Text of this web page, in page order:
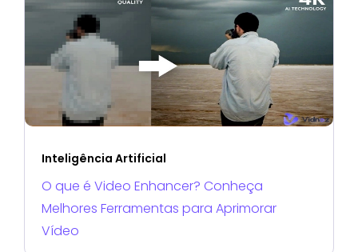
Inteligência Artificial
O que é Video Enhancer? Conheça
Melhores Ferramentas para Aprimorar
Vídeo